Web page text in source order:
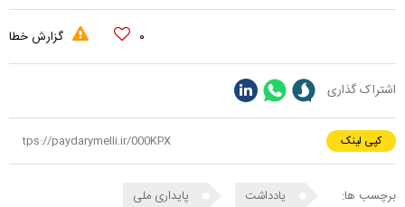
۰ گزارش خطا
اشتراک گذاری
کپی لینک
برچسب ها: یادداشت پایداری ملی